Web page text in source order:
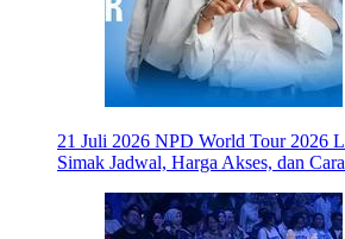
21 Juli 2026 NPD World Tour 2026
Simak Jadwal, Harga Akses, dan